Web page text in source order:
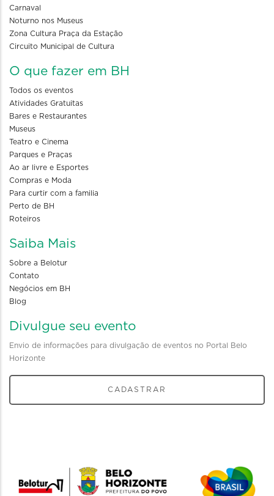
Carnaval
Noturno nos Museus
Zona Cultura Praça da Estação
Circuito Municipal de Cultura
O que fazer em BH
Todos os eventos
Atividades Gratuitas
Bares e Restaurantes
Museus
Teatro e Cinema
Parques e Praças
Ao ar livre e Esportes
Compras e Moda
Para curtir com a familia
Perto de BH
Roteiros
Saiba Mais
Sobre a Belotur
Contato
Negócios em BH
Blog
Divulgue seu evento
Envio de informações para divulgação de eventos no Portal Belo
Horizonte
CADASTRAR